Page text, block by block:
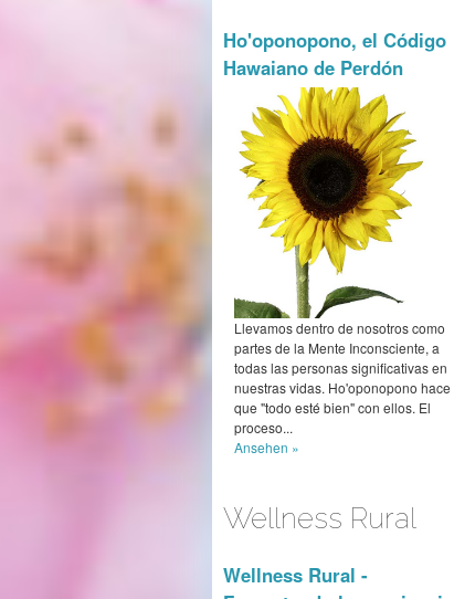
Ho'oponopono, el Código
Hawaiano de Perdón
Llevamos dentro de nosotros como
partes de la Mente Inconsciente, a
todas las personas significativas en
nuestras vidas. Ho'oponopono hace
que "todo esté bien" con ellos. El
proceso...
Ansehen »
Wellness Rural
Wellness Rural -